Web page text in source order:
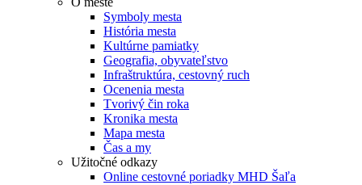
Symboly mesta
História mesta
Kultúrne pamiatky
Geografia, obyvateľstvo
Infraštruktúra, cestovný ruch
Ocenenia mesta
Tvorivý čin roka
Kronika mesta
Mapa mesta
Čas a my
Užitočné odkazy
Online cestovné poriadky MHD Šaľa